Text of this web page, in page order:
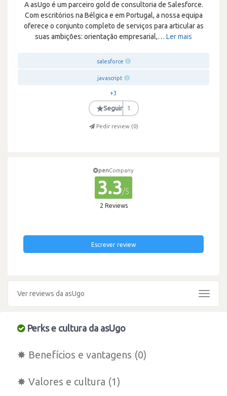
A asUgo é um parceiro gold de consultoria de Salesforce.
Com escritórios na Bélgica e em Portugal, a nossa equipa
oferece o conjunto completo de serviços para articular as
suas ambições: orientação empresarial,… Ler mais
salesforce
javascript
+3
★Seguir 1
Pedir review (0)
penCompany
3.3/5
2 Reviews
Escrever review
Ver reviews da asUgo
Toggle
Perks e cultura da asUgo
✸ Benefícios e vantagens (0)
✸ Valores e cultura (1)